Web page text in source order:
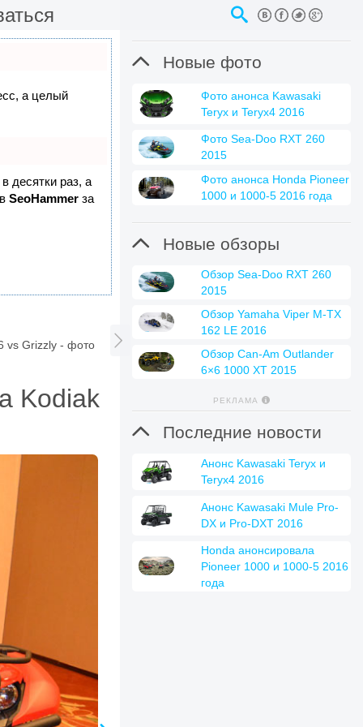
а целый
десятки раз, а
SeoHammer за
vs Grizzly - фото
Kodiak

 Новые фото
Фото анонса Kawasaki
Teryx и Teryx4 2016
Фото Sea-Doo RXT 260
2015
Фото анонса Honda Pioneer
1000 и 1000-5 2016 года
 Новые обзоры
Обзор Sea-Doo RXT 260
2015
Обзор Yamaha Viper M-TX
162 LE 2016
Обзор Can-Am Outlander
6×6 1000 XT 2015
РЕКЛАМА
 Последние новости
Анонс Kawasaki Teryx и
Teryx4 2016
Анонс Kawasaki Mule Pro-
DX и Pro-DXT 2016
Honda анонсировала
Pioneer 1000 и 1000-5 2016
года